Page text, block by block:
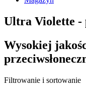
Ultra Violette -
Wysokiej
Filtrowanie i sortowanie